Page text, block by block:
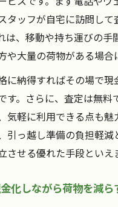
タッフが自宅に訪問して
は、移動や持ち運びの手
や大量の荷物がある場合
に納得すればその場で現
す。さらに、査定は無料
気軽に利用できる点も魅
引っ越し準備の負担軽減
させる優れた手段といえ
化しながら荷物を減ら